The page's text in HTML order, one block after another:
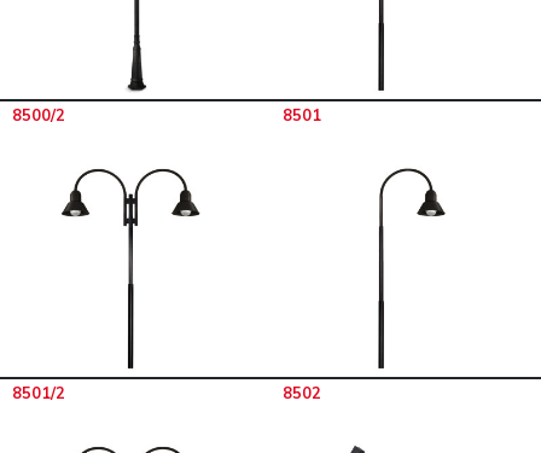
8500/2 8501
8501/2 8502